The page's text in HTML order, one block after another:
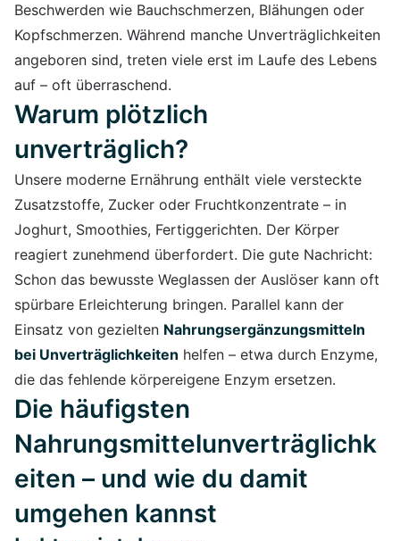
Beschwerden wie Bauchschmerzen, Blähungen oder
Kopfschmerzen. Während manche Unverträglichkeiten
angeboren sind, treten viele erst im Laufe des Lebens
auf – oft überraschend.
Warum plötzlich
unverträglich?
Unsere moderne Ernährung enthält viele versteckte
Zusatzstoffe, Zucker oder Fruchtkonzentrate – in
Joghurt, Smoothies, Fertiggerichten. Der Körper
reagiert zunehmend überfordert. Die gute Nachricht:
Schon das bewusste Weglassen der Auslöser kann oft
spürbare Erleichterung bringen. Parallel kann der
Einsatz von gezielten Nahrungsergänzungsmitteln
bei Unverträglichkeiten helfen – etwa durch Enzyme,
die das fehlende körpereigene Enzym ersetzen.
Die häufigsten
Nahrungsmittelunverträglichk
eiten – und wie du damit
umgehen kannst